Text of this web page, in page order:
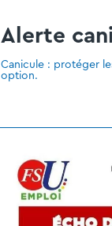
Alerte
Canicule : protéger
option.